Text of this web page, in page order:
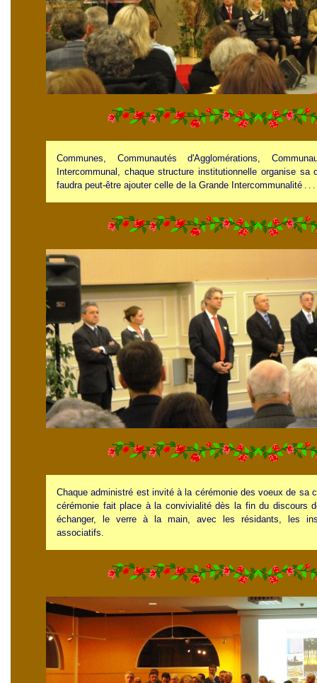
Communes, Communautés d'Agglomérations,
Intercommunal, chaque structure institutionnelle organise
faudra peut-être ajouter celle de la Grande Intercommunalité . . .
Chaque administré est invité à la cérémonie des voeux de sa
cérémonie fait place à la convivialité dès la fin du discours
échanger, le verre à la main, avec les résidants, les
associatifs.